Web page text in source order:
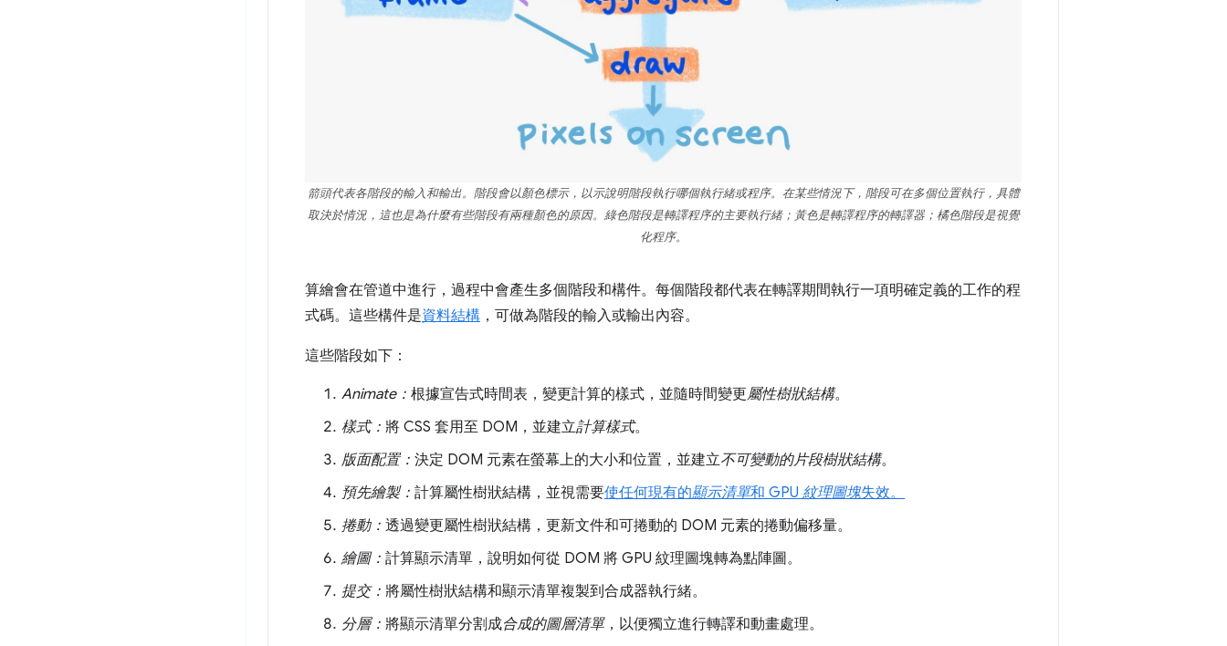
箭頭代表各階段的輸入和輸出。階段會以顏色標示，以示說明階段執行哪個執行緒或程序。在某些情況下，階段可在多個位置執行，具體
取決於情況，這也是為什麼有些階段有兩種顏色的原因。綠色階段是轉譯程序的主要執行緒；黃色是轉譯程序的轉譯器；橘色階段是視覺
化程序。
算繪會在管道中進行，過程中會產生多個階段和構件。每個階段都代表在轉譯期間執行一項明確定義的工作的程
式碼。這些構件是資料結構 ，可做為階段的輸入或輸出內容。
這些階段如下：
Animate： 根據宣告式時間表，變更計算的樣式，並隨時間變更屬性樹狀結構。
樣式： 將 CSS 套用至 DOM，並建立計算樣式。
版面配置： 決定 DOM 元素在螢幕上的大小和位置，並建立不可變動的片段樹狀結構。
預先繪製： 計算屬性樹狀結構，並視需要使任何現有的顯示清單和 GPU 紋理圖塊失效。
捲動： 透過變更屬性樹狀結構，更新文件和可捲動的 DOM 元素的捲動偏移量。
繪圖： 計算顯示清單，說明如何從 DOM 將 GPU 紋理圖塊轉為點陣圖。
提交： 將屬性樹狀結構和顯示清單複製到合成器執行緒。
分層： 將顯示清單分割成合成的圖層清單，以便獨立進行轉譯和動畫處理。